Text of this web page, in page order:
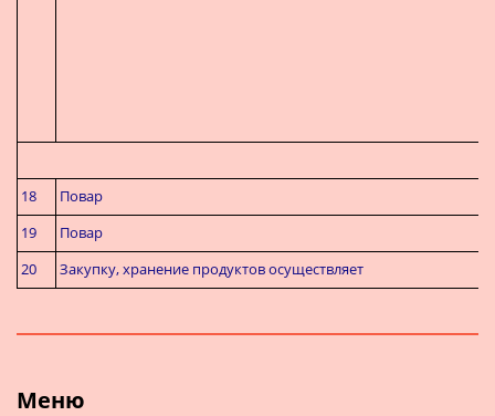
18
Повар
19
Повар
20
Закупку, хранение продуктов осуществляет
Меню